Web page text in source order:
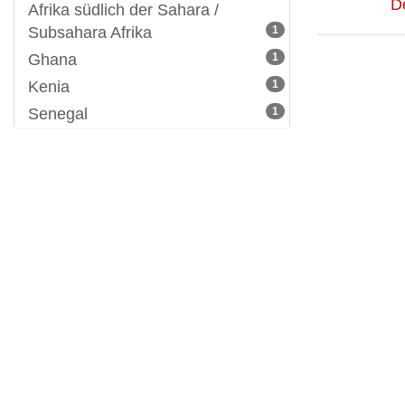
Afrika südlich der Sahara /
Subsahara Afrika
1
Ghana 1
Kenia 1
Senegal 1